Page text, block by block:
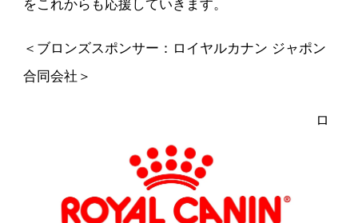
をこれからも応援していきます。
＜ブロンズスポンサー：ロイヤルカナン ジャポン
合同会社＞
ロ